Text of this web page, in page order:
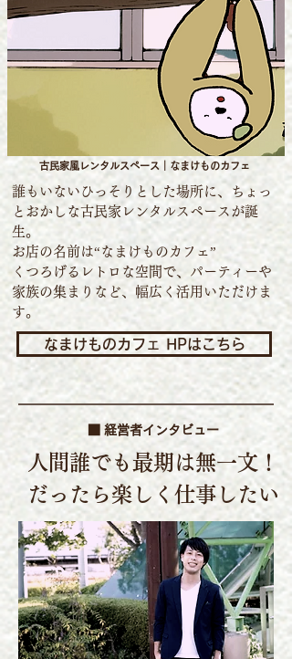
古民家風レンタルスペース｜なまけものカフェ
誰もいないひっそりとした場所に、ちょっ
とおかしな古民家レンタルスペースが誕
生。
お店の名前は“なまけものカフェ”
くつろげるレトロな空間で、パーティーや
家族の集まりなど、幅広く活用いただけま
す。
なまけものカフェ HPはこちら
■ 経営者インタビュー
人間誰でも最期は無一文！
だったら楽しく仕事したい